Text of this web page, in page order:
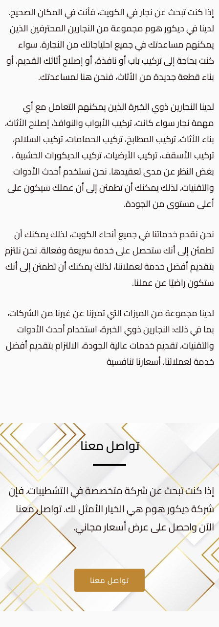
إذا كنت تبحث عن نجار في الكويت، فأنت في المكان الصحيح.
لدينا في ديكور هوم مجموعة من النجارين المحترفين الذين
يمكنهم مساعدتك في جميع احتياجاتك من النجارة. سواء
كنت بحاجة إلى تركيب باب أو نافذة، أو إصلاح أثاثك القديم، أو
بناء قطعة جديدة من الأثاث، فنحن هنا لمساعدتك.
لدينا النجارين ذوي الخبرة الذين يمكنهم التعامل مع أي
مهمة نجار سواء كانت، تركيب الأبواب والنوافذ، إصلاح الأثاث،
بناء الأثاث، تركيب المطابخ، تركيب الحمامات، تركيب السلالم،
تركيب الأسقف، تركيب الأرضيات، تركيب الديكورات الخشبية ،
بغض النظر عن مدى تعقيدها. نحن نستخدم أحدث الأدوات
والتقنيات، لذلك يمكنك أن تطمئن إلى أن عملك سيكون على
أعلى مستوى من الجودة.
نحن نقدم خدماتنا في جميع أنحاء الكويت، لذلك يمكنك أن
تطمئن إلى أنك ستحصل على خدمة سريعة وفعالة. نحن نلتزم
بتقديم أفضل خدمة لعملائنا، لذلك يمكنك أن تطمئن إلى أنك
ستكون راضيًا عن عملنا.
لدينا مجموعة من الميزات التي تميزنا عن غيرنا من الشركات،
بما في ذلك: النجارين ذوي الخبرة، استخدام أحدث الأدوات
والتقنيات، تقديم خدمات عالية الجودة، الالتزام بتقديم أفضل
خدمة لعملائنا، أسعارنا تنافسية
تواصل معنا
إذا كنت تبحث عن شركة متخصصة في التشطيبات، فإن
شركة ديكور هوم هي الخيار الأمثل لك. تواصل معنا
الآن واحصل على عرض أسعار مجاني.
تواصل معنا